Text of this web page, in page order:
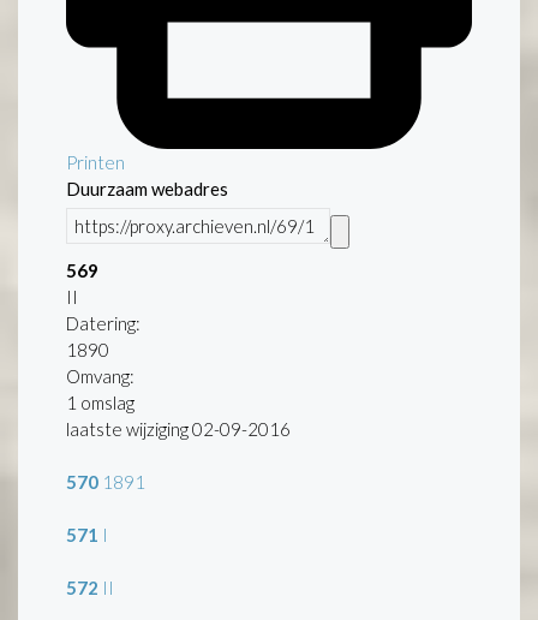
Printen
Duurzaam webadres
569
II
Datering:
1890
Omvang:
1 omslag
laatste wijziging 02-09-2016
570 1891
571 I
572 II